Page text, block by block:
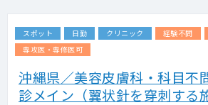
スポット 日勤 クリニック 経験不問
専攻医・専修医可
沖縄県／美容皮膚科・科目不
診メイン（翼状針を穿刺する